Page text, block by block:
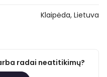
Klaipėda, Lietuva
radai neatitikimų?